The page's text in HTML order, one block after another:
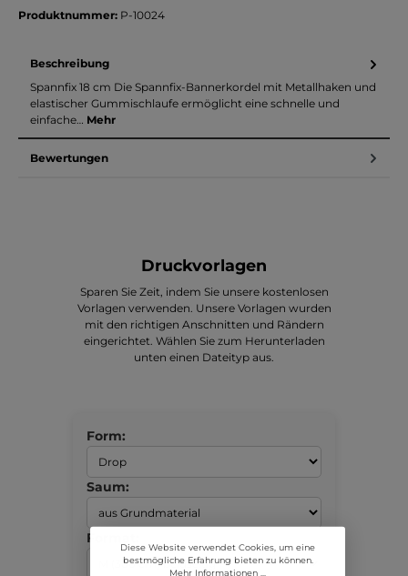
Produktnummer: P-10024
Beschreibung
Spannfix 18 cm Die Spannfix-Bannerkordel mit Metallhaken und
elastischer Gummischlaufe ermöglicht eine schnelle und
einfache… Mehr
Bewertungen
Druckvorlagen
Sparen Sie Zeit, indem Sie unsere kostenlosen
Vorlagen verwenden. Unsere Vorlagen wurden
mit den richtigen Anschnitten und Rändern
eingerichtet. Wählen Sie zum Herunterladen
unten einen Dateityp aus.
Form:
Saum:
Format:
Diese Website verwendet Cookies, um eine
bestmögliche Erfahrung bieten zu können.
Mehr Informationen ...